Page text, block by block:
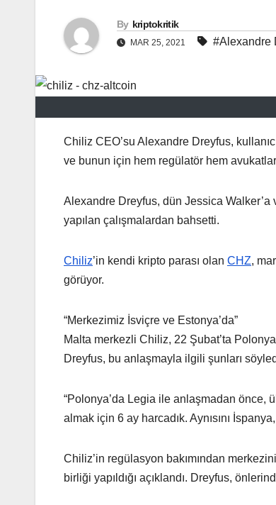
By kriptokritik
MAR 25, 2021 #Alexandre
Chiliz CEO’su Alexandre Dreyfus,
ve bunun için hem regülatör hem
Alexandre Dreyfus, dün Jessica
yapılan çalışmalardan bahsetti.
Chiliz’in kendi kripto parası olan CHZ,
görüyor.
“Merkezimiz İsviçre ve Estonya’da”
Malta merkezli Chiliz, 22 Şubat’ta
Dreyfus, bu anlaşmayla ilgili şunları
“Polonya’da Legia ile anlaşmadan önce,
almak için 6 ay harcadık. Aynısını
Chiliz’in regülasyon bakımından
birliği yapıldığı açıklandı. Dreyfus,